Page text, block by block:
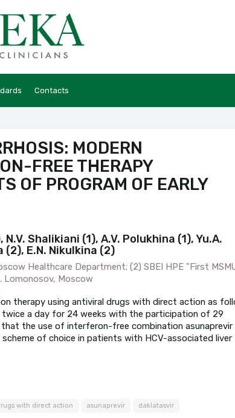
Contacts
MODERN
FREE THERAPY
OF PROGRAM OF EARLY
Shalikiani (1), A.V. Polukhina (1), Yu.A.
(2), E.N. Nikulkina (2)
Healthcare Department; (2) SBEI HPE "First
Lomonosov, Moscow
therapy using antiviral drugs with direct action as
twice a day for 24 weeks with the participation of 29
the use of interferon-free combination asunaprevir
of choice in patients with HCV-associated liver
with direct action asunaprevir daklatasvir